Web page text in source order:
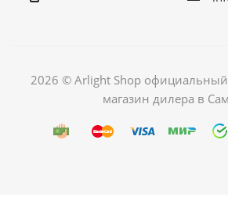
2026 © Arlight Shop официальный
магазин дилера в